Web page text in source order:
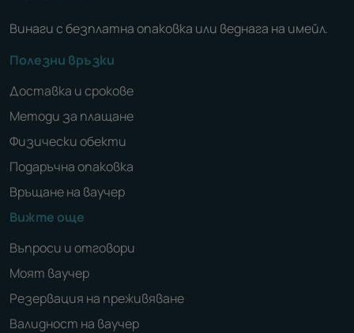
Винаги с безплатна опаковка или веднага на имейл.
Полезни връзки
Доставка и срокове
Методи за плащане
Физически обекти
Подаръчна опаковка
Връщане на ваучер
Вижте още
Въпроси и отговори
Моят ваучер
Резервация на преживяване
Валидност на ваучер